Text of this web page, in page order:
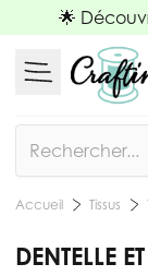
Allez au contenu
🌟
Accueil Tissus
DENTELLE